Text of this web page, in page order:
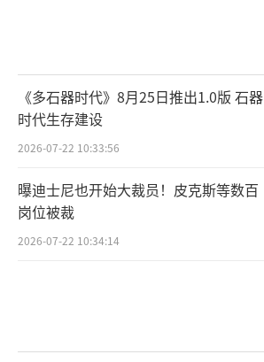
《多石器时代》8月25日推出1.0版 石器
时代生存建设
2026-07-22 10:33:56
曝迪士尼也开始大裁员！皮克斯等数百
岗位被裁
2026-07-22 10:34:14